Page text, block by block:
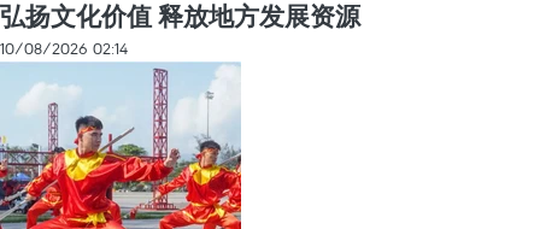
弘扬文化价值 释放地方发展资源
10/08/2026 02:14